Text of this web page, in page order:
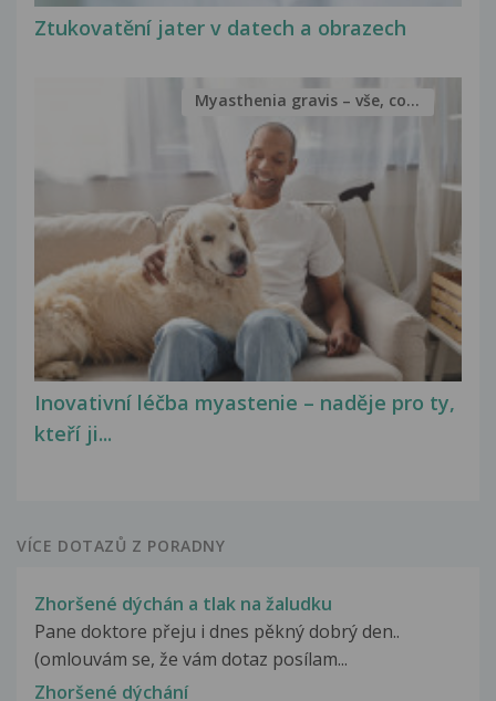
Ztukovatění jater v datech a obrazech
Inovativní léčba myastenie – naděje pro ty,
kteří ji...
Myasthenia gravis – vše, co...
VÍCE DOTAZŮ Z PORADNY
Zhoršené dýchán a tlak na žaludku
Pane doktore přeju i dnes pěkný dobrý den..
(omlouvám se, že vám dotaz posílam...
Zhoršené dýchání